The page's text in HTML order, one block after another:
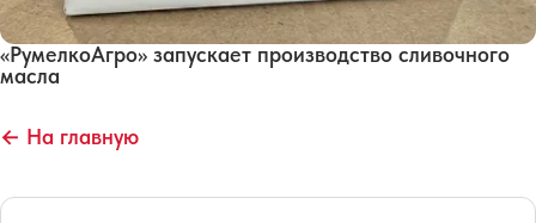
«РумелкоАгро» запускает производство сливочного
масла
← На главную